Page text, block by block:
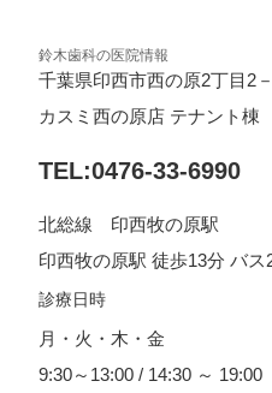
鈴木歯科の医院情報
千葉県印西市西の原2丁目2
カスミ西の原店 テナント棟
TEL:0476-33-6990
北総線 印西牧の原駅
印西牧の原駅 徒歩13分 バス
診療日時
月・火・木・金
9:30～13:00 / 14:30 ～ 19:00